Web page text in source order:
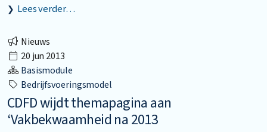
Lees verder…
Nieuws
20 jun 2013
Basismodule
Bedrijfsvoeringsmodel
CDFD wijdt themapagina aan
‘Vakbekwaamheid na 2013